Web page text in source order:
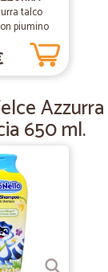
rotte, ciò
prodotti e
trovato frutta e
18/11/2019
talco
piumino
Azzurra
650 ml.